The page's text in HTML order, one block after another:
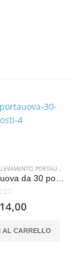
PER POLLAME
, PORTAUOVA
5
AL CARRELLO